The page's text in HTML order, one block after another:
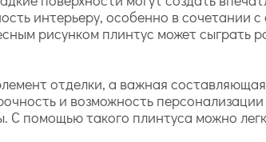
интерьеру, особенно в сочетании
рисунком плинтус может сыграть
отделки, а важная
и возможность
С помощью такого плинтуса можно